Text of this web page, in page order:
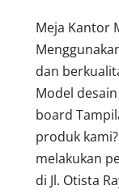
Meja Kantor
dan
Model
board
produk
melakukan
di Jl. Otista